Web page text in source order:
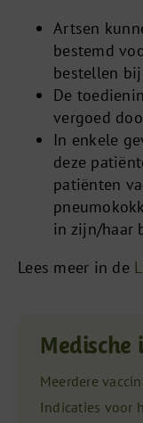
Artsen
bestemd
bestellen bij
De
vergoed
In enkele
deze
patiënten
in zijn/haar
Lees meer in de
Medische
Meerdere
Indicaties voor